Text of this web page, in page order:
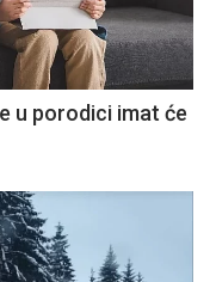
u porodici imat će